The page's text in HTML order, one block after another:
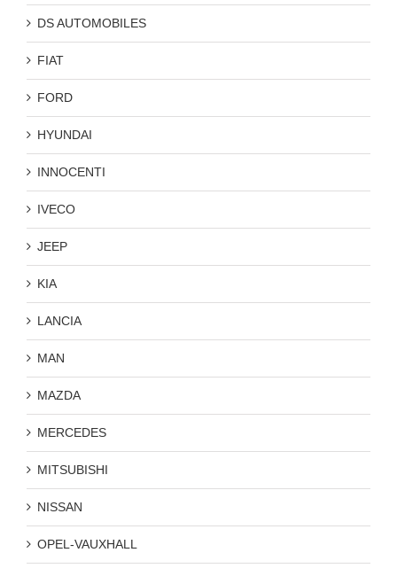
DS AUTOMOBILES
FIAT
FORD
HYUNDAI
INNOCENTI
IVECO
JEEP
KIA
LANCIA
MAN
MAZDA
MERCEDES
MITSUBISHI
NISSAN
OPEL-VAUXHALL